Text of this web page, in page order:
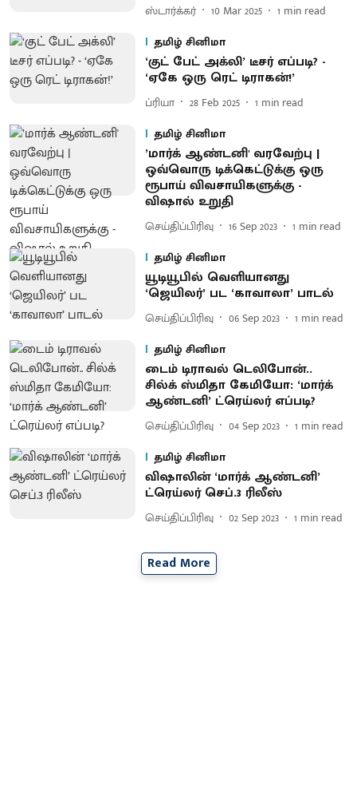
ஸ்டார்க்கர் 10 Mar 2025 1 min read
தமிழ் சினிமா
‘குட் பேட் அக்லி’ டீசர் எப்படி? -
‘ஏகே ஒரு ரெட் டிராகன்!’
ப்ரியா 28 Feb 2025 1 min read
தமிழ் சினிமா
’மார்க் ஆண்டனி' வரவேற்பு |
ஒவ்வொரு டிக்கெட்டுக்கு ஒரு
ரூபாய் விவசாயிகளுக்கு -
விஷால் உறுதி
செய்திப்பிரிவு 16 Sep 2023 1 min read
தமிழ் சினிமா
யூடியூபில் வெளியானது
‘ஜெயிலர்’ பட ‘காவாலா’ பாடல்
செய்திப்பிரிவு 06 Sep 2023 1 min read
தமிழ் சினிமா
டைம் டிராவல் டெலிபோன்..
சில்க் ஸ்மிதா கேமியோ: ‘மார்க்
ஆண்டனி’ ட்ரெய்லர் எப்படி?
செய்திப்பிரிவு 04 Sep 2023 1 min read
தமிழ் சினிமா
விஷாலின் ‘மார்க் ஆண்டனி’
ட்ரெய்லர் செப்.3 ரிலீஸ்
செய்திப்பிரிவு 02 Sep 2023 1 min read
Read More